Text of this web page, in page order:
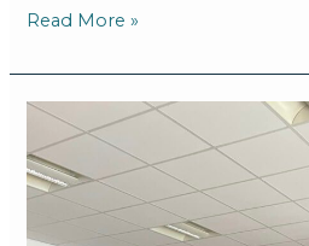
Read More »
Tervezünk,
dolgozunk